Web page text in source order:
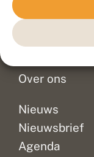
Doneer
Over ons
Nieuws
Nieuwsbrief
Agenda